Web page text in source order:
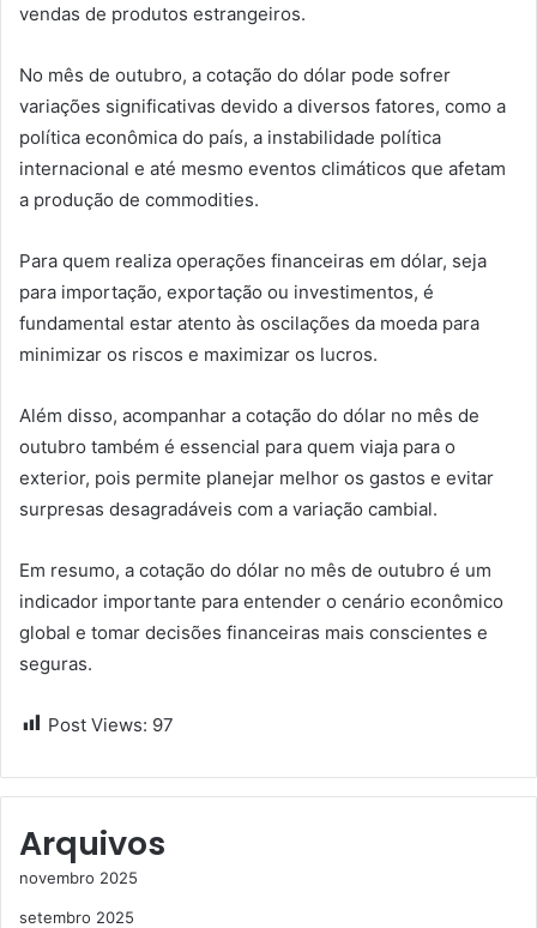
vendas de produtos estrangeiros.
No mês de outubro, a cotação do dólar pode sofrer
variações significativas devido a diversos fatores, como a
política econômica do país, a instabilidade política
internacional e até mesmo eventos climáticos que afetam
a produção de commodities.
Para quem realiza operações financeiras em dólar, seja
para importação, exportação ou investimentos, é
fundamental estar atento às oscilações da moeda para
minimizar os riscos e maximizar os lucros.
Além disso, acompanhar a cotação do dólar no mês de
outubro também é essencial para quem viaja para o
exterior, pois permite planejar melhor os gastos e evitar
surpresas desagradáveis com a variação cambial.
Em resumo, a cotação do dólar no mês de outubro é um
indicador importante para entender o cenário econômico
global e tomar decisões financeiras mais conscientes e
seguras.
Post Views: 97
Arquivos
novembro 2025
setembro 2025